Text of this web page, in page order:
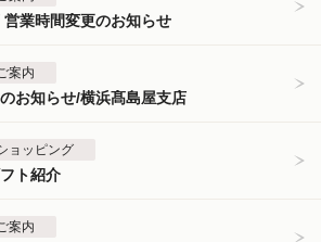
営業時間変更のお知らせ
案内
お知らせ/横浜髙島屋支店
ョッピング
ト紹介
案内